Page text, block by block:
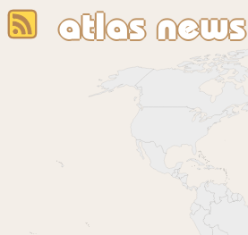
atlas news